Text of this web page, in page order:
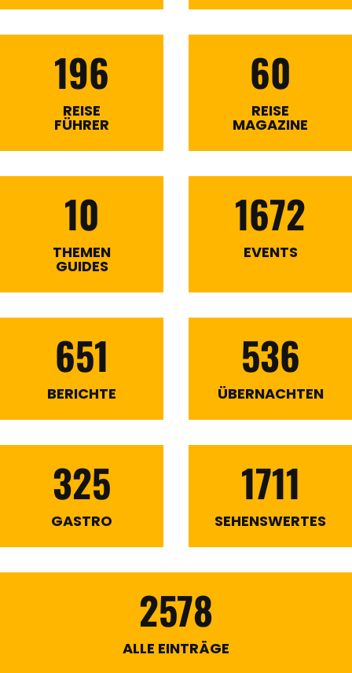
196
REISE
FÜHRER
60
REISE
MAGAZINE
10
THEMEN
GUIDES
1672
EVENTS
651
BERICHTE
536
ÜBERNACHTEN
325
GASTRO
1711
SEHENSWERTES
2578
ALLE EINTRÄGE